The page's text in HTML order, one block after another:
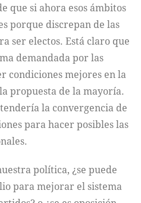
que si ahora esos ámbitos
porque discrepan de las
ser electos. Está claro que
demandada por las
condiciones mejores en la
propuesta de la mayoría.
la convergencia de
para hacer posibles las
política, ¿se puede
para mejorar el sistema